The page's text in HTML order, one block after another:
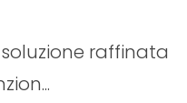
di ultimissima
di un sistema